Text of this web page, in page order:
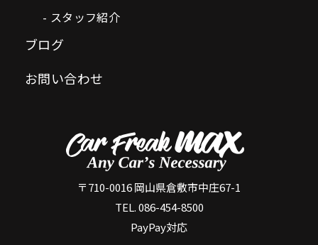
スタッフ紹介
ブログ
お問い合わせ
〒710-0016 岡山県倉敷市中庄67-1
TEL. 086-454-8500
PayPay対応